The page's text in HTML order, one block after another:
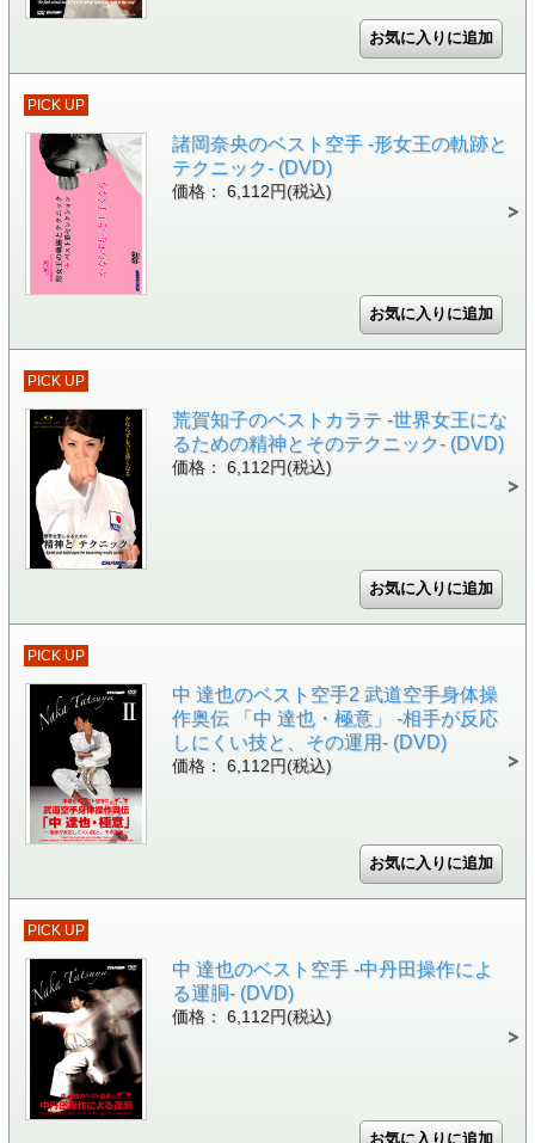
PICK UP
諸岡奈央のベスト空手 -形女王の軌跡と
テクニック- (DVD)
価格： 6,112円(税込)
PICK UP
荒賀知子のベストカラテ -世界女王にな
るための精神とそのテクニック- (DVD)
価格： 6,112円(税込)
PICK UP
中 達也のベスト空手2 武道空手身体操
作奥伝 「中 達也・極意」 -相手が反応
しにくい技と、その運用- (DVD)
価格： 6,112円(税込)
PICK UP
中 達也のベスト空手 -中丹田操作によ
る運胴- (DVD)
価格： 6,112円(税込)